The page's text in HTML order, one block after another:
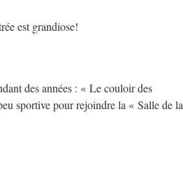
est grandiose!
des années : « Le couloir des
sportive pour rejoindre la « Salle de la